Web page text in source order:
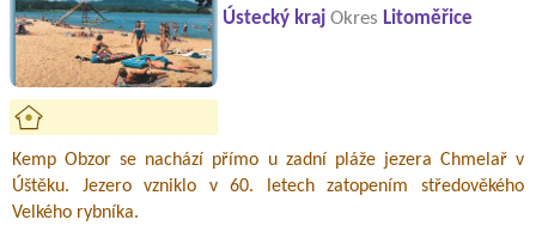
Ústecký kraj Okres Litoměřice
Kemp Obzor se nachází přímo u zadní pláže jezera Chmelař v
Úštěku. Jezero vzniklo v 60. letech zatopením středověkého
Velkého rybníka.